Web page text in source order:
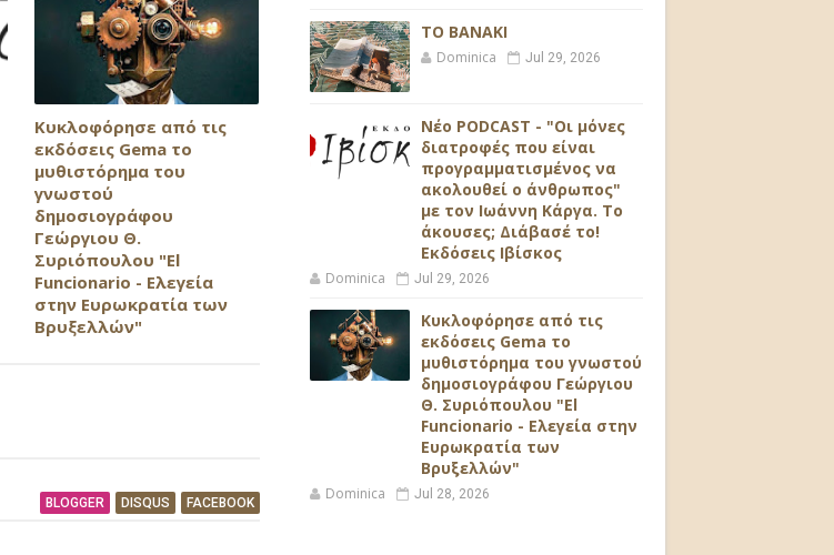
Κυκλοφόρησε από τις
εκδόσεις Gema το
μυθιστόρημα του
γνωστού
δημοσιογράφου
Γεώργιου Θ.
Συριόπουλου "El
Funcionario - Ελεγεία
στην Ευρωκρατία των
Βρυξελλών"
BLOGGER DISQUS FACEBOOK
ΤΟ ΒΑΝΑΚΙ
Dominica Jul 29, 2026
Νέο PODCAST - "Οι μόνες
διατροφές που είναι
προγραμματισμένος να
ακολουθεί ο άνθρωπος"
με τον Ιωάννη Κάργα. Το
άκουσες; Διάβασέ το!
Εκδόσεις Ιβίσκος
Dominica Jul 29, 2026
Κυκλοφόρησε από τις
εκδόσεις Gema το
μυθιστόρημα του γνωστού
δημοσιογράφου Γεώργιου
Θ. Συριόπουλου "El
Funcionario - Ελεγεία στην
Ευρωκρατία των
Βρυξελλών"
Dominica Jul 28, 2026